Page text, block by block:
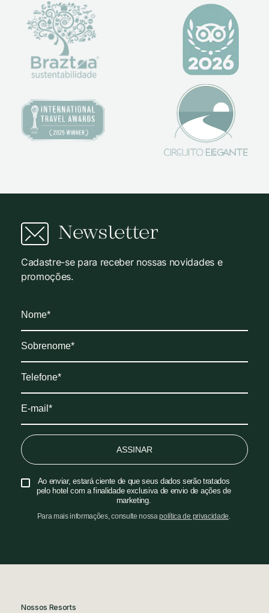
Newsletter
Cadastre-se para receber nossas novidades e
promoções.
ASSINAR
Ao enviar, estará ciente de que seus dados serão tratados
pelo hotel com a finalidade exclusiva de envio de ações de
marketing.
Para mais informações, consulte nossapolítica de privacidade.
Nossos Resorts